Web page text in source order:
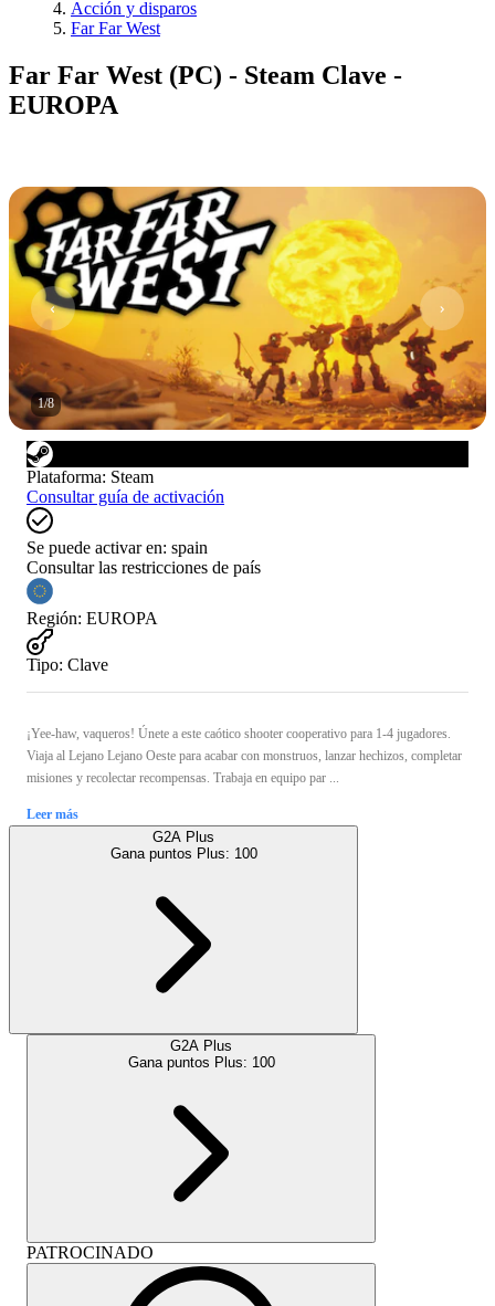
Acción y disparos
Far Far West
Far Far West (PC) - Steam Clave -
EUROPA
1/8
Plataforma: Steam
Consultar guía de activación
Se puede activar en: spain
Consultar las restricciones de país
Región: EUROPA
Tipo: Clave
¡Yee-haw, vaqueros! Únete a este caótico shooter cooperativo para 1-4 jugadores.
Viaja al Lejano Lejano Oeste para acabar con monstruos, lanzar hechizos, completar
misiones y recolectar recompensas. Trabaja en equipo par ...
Leer más
G2A Plus
Gana puntos Plus: 100
G2A Plus
Gana puntos Plus: 100
PATROCINADO